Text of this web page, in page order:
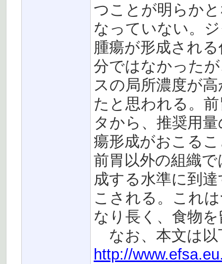
つことが明らか
なっていない。
腫瘍が形成され
分ではなかった
スの局所濃度が
たと思われる。
タから、推奨用
瘍形成がおこる
前胃以外の組織
成する水準に到
こされる。これ
なり長く、食物
なお、本文は以
http://